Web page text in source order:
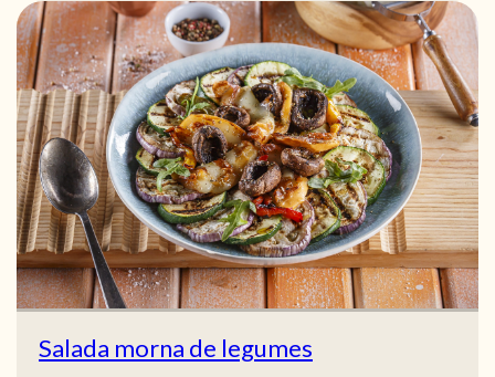
Salada morna de legumes